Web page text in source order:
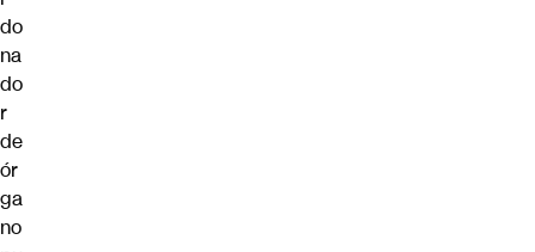
do
na
do
r
de
ór
ga
no